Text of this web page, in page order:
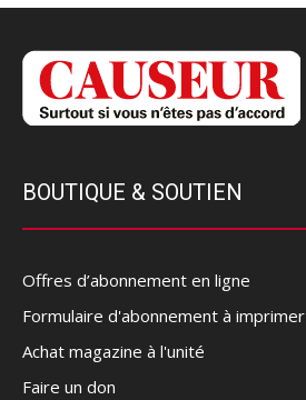
BOUTIQUE & SOUTIEN
Offres d’abonnement en ligne
Formulaire d'abonnement à imprimer
Achat magazine à l'unité
Faire un don